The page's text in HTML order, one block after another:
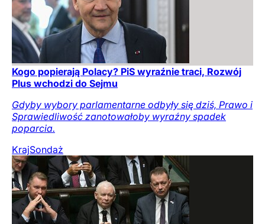
Kogo popierają Polacy? PiS wyraźnie traci, Rozwój
Plus wchodzi do Sejmu
Gdyby wybory parlamentarne odbyły się dziś, Prawo i
Sprawiedliwość zanotowałoby wyraźny spadek
poparcia.
KrajSondaż